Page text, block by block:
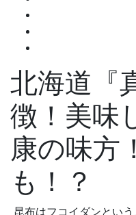
北海道『
徴！美味
康の味方
も！？
昆布はフコイダンとい